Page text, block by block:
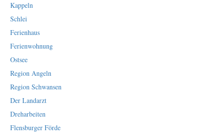
Kappeln
Schlei
Ferienhaus
Ferienwohnung
Ostsee
Region Angeln
Region Schwansen
Der Landarzt
Dreharbeiten
Flensburger Förde